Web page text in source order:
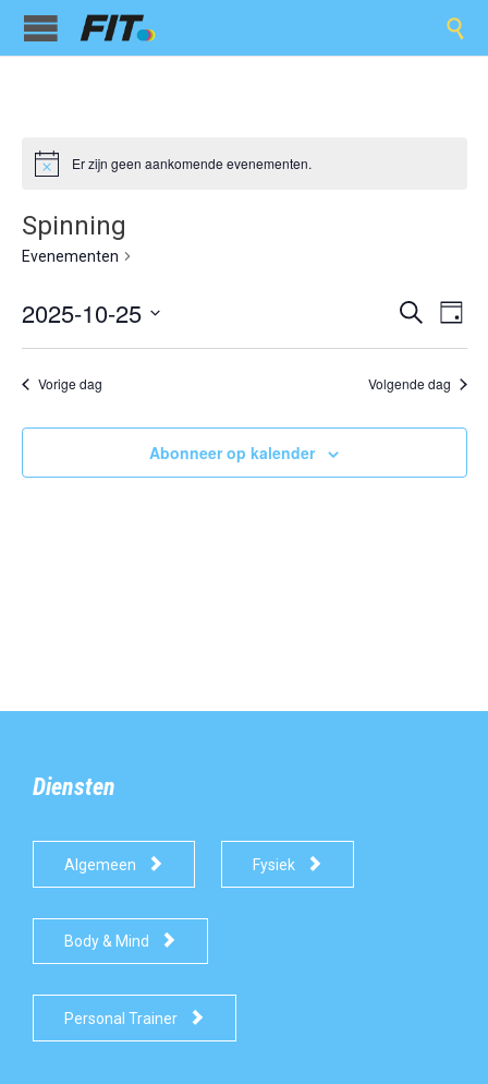

Er zijn geen aankomende evenementen.
Spinning
Evenementen
Zoeken
en
Zoeken
Dag
2025-10-25
datum.
Vorige dag Volgende dag
Abonneer op kalender
Diensten
Algemeen  Fysiek 
Body & Mind 
Personal Trainer 